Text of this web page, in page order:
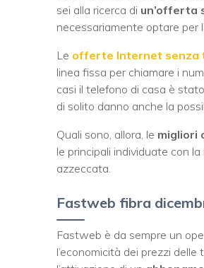
sei alla ricerca di un’offerta
necessariamente optare per
Le offerte Internet senza
linea fissa per chiamare i
casi il telefono di casa è
di solito danno anche la
Quali sono, allora, le migliori
le principali individuate con
azzeccata.
Fastweb fibra
Fastweb è da sempre un
l’economicità dei prezzi